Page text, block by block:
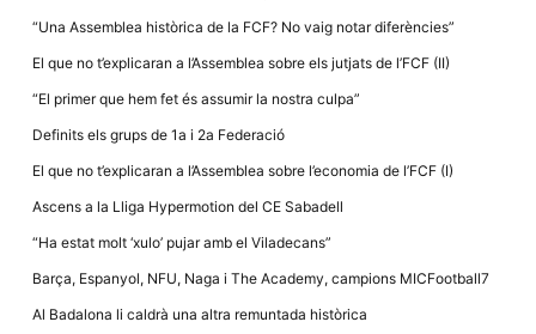
“Una Assemblea històrica de la FCF? No vaig notar diferències”
El que no t’explicaran a l’Assemblea sobre els jutjats de l’FCF (II)
“El primer que hem fet és assumir la nostra culpa”
Definits els grups de 1a i 2a Federació
El que no t’explicaran a l’Assemblea sobre l’economia de l’FCF (I)
Ascens a la Lliga Hypermotion del CE Sabadell
“Ha estat molt ‘xulo’ pujar amb el Viladecans”
Barça, Espanyol, NFU, Naga i The Academy, campions MICFootball7
Al Badalona li caldrà una altra remuntada històrica
Necessàries
Aquestes
cookies no
són